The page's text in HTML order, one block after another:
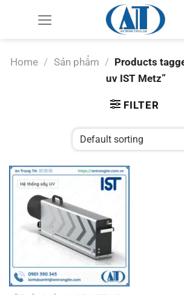
dungHome / Sản phẩm / Products
uv IST Metz”
FILTER